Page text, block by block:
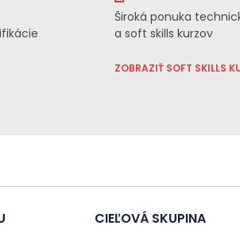
Široká ponuka
a soft skills kurzov
ZOBRAZIŤ SOFT SKILLS
CIEĽOVÁ SKUPINA